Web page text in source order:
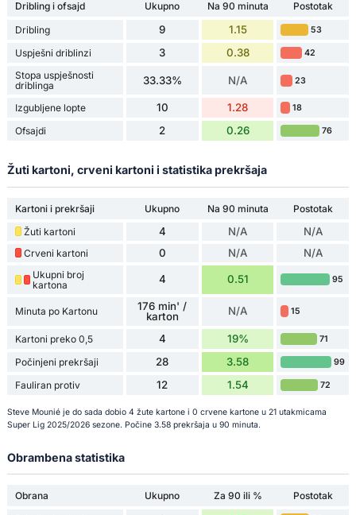
Dribling i ofsajd Ukupno Na 90 minuta
Postotak
Dribling
9 1.15 53
Uspješni driblinzi 3 0.38 42
Stopa uspješnosti
driblinga
33.33% N/A 23
Izgubljene lopte 10 1.28 18
Ofsajdi 2 0.26 76
Žuti kartoni, crveni kartoni i statistika prekršaja
Kartoni i prekršaji Ukupno Na 90 minuta
Postotak
Žuti kartoni
4 N/A N/A
Crveni kartoni 0 N/A N/A
Ukupni broj
kartona
4 0.51 95
Minuta po Kartonu
176 min' /
karton
N/A 15
Kartoni preko 0,5 4 19% 71
Počinjeni prekršaji 28 3.58 99
Fauliran protiv 12 1.54 72
Steve Mounié je do sada dobio 4 žute kartone i 0 crvene kartone u 21 utakmicama
Super Lig 2025/2026 sezone. Počine 3.58 prekršaja u 90 minuta.
Obrambena statistika
Obrana Ukupno Za 90 ili %
Postotak